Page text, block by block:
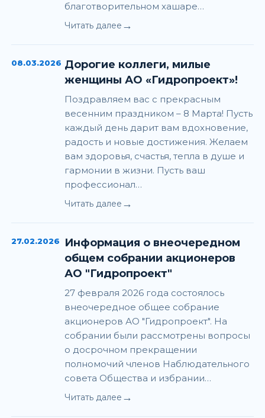
благотворительном хашаре…
Читать далее →
08.03.2026 Дорогие коллеги, милые
женщины АО «Гидропроект»!
Поздравляем вас с прекрасным
весенним праздником – 8 Марта! Пусть
каждый день дарит вам вдохновение,
радость и новые достижения. Желаем
вам здоровья, счастья, тепла в душе и
гармонии в жизни. Пусть ваш
профессионал…
Читать далее →
27.02.2026
Информация о внеочередном
общем собрании акционеров
АО "Гидропроект"
27 февраля 2026 года состоялось
внеочередное общее собрание
акционеров АО "Гидропроект". На
собрании были рассмотрены вопросы
о досрочном прекращении
полномочий членов Наблюдательного
совета Общества и избрании…
Читать далее →